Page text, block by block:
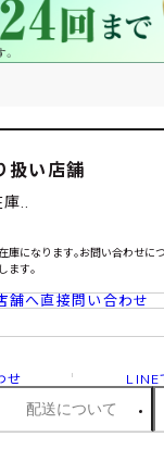
扱い店舗
..
庫になります｡お問い合わせに
ます｡
舗へ直接問い合わせ
せ LINE
配送について